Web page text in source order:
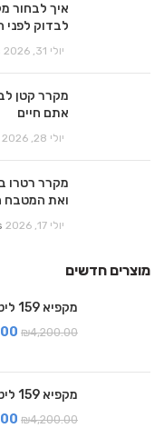
איך לבחור
לבדוק לפני
יולי 31, 2026
מקרר קטן
אתם חיים
יולי 28, 2026
מקרר רטרו
ואת המטבח
יולי 17, 2026
מוצרים חדשים
מקפיא 159 ליטר צר לבן
₪4,200.00
מקפיא 159 ליטר צר שחור
₪4,200.00